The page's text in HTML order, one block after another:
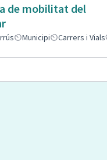
de mobilitat del
Municipi Carrers i Vials